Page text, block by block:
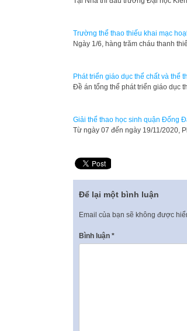
Trường thể thao thiếu khai mạc
Ngày 1/6, hàng trăm cháu thanh
Phát triển giáo dục thể chất và thể
Đề án tổng thể phát triển giáo dục
Giải thể thao học sinh quận Đống
Từ ngày 07 đến ngày 19/11/2020,
Để lại một bình luận
Email của bạn sẽ không được
Bình luận *